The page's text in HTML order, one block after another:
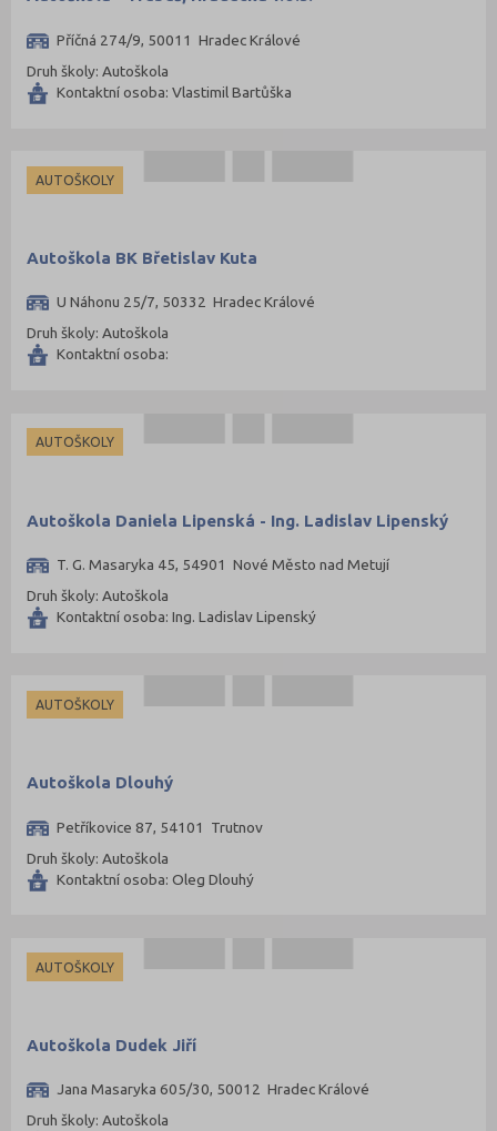
Příčná 274/9, 50011 Hradec Králové
Druh školy: Autoškola
Kontaktní osoba: Vlastimil Bartůška
AUTOŠKOLY
Autoškola BK Břetislav Kuta
U Náhonu 25/7, 50332 Hradec Králové
Druh školy: Autoškola
Kontaktní osoba:
AUTOŠKOLY
Autoškola Daniela Lipenská - Ing. Ladislav Lipenský
T. G. Masaryka 45, 54901 Nové Město nad Metují
Druh školy: Autoškola
Kontaktní osoba: Ing. Ladislav Lipenský
AUTOŠKOLY
Autoškola Dlouhý
Petříkovice 87, 54101 Trutnov
Druh školy: Autoškola
Kontaktní osoba: Oleg Dlouhý
AUTOŠKOLY
Autoškola Dudek Jiří
Jana Masaryka 605/30, 50012 Hradec Králové
Druh školy: Autoškola